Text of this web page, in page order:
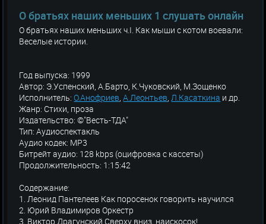
О братьях наших меньших 1 слушать онлайн
О братьях наших меньших ч.I. Как мыши с котом воевали:
Веселые истории.
Год выпуска: 1999
Автор: Э.Успенский, А.Барто, К.Чуковский, М.Зощенко
Исполнитель:О.Анофриев,А.Леонтьев,Л.Касаткина и др.
Жанр: Стихи, проза
Издательство: ©"Весть-ТДА"
Тип: Аудиоспектакль
Аудио кодек: MP3
Битрейт аудио: 128 kbps (оцифровка с кассеты)
Продолжительность: 1:15:42
Содержание:
1. Леонид Пантелеев Как поросенок говорить научился
2. Юрий Владимиров Оркестр
3. Виктор Драгунский Сверху вниз, наискосок!